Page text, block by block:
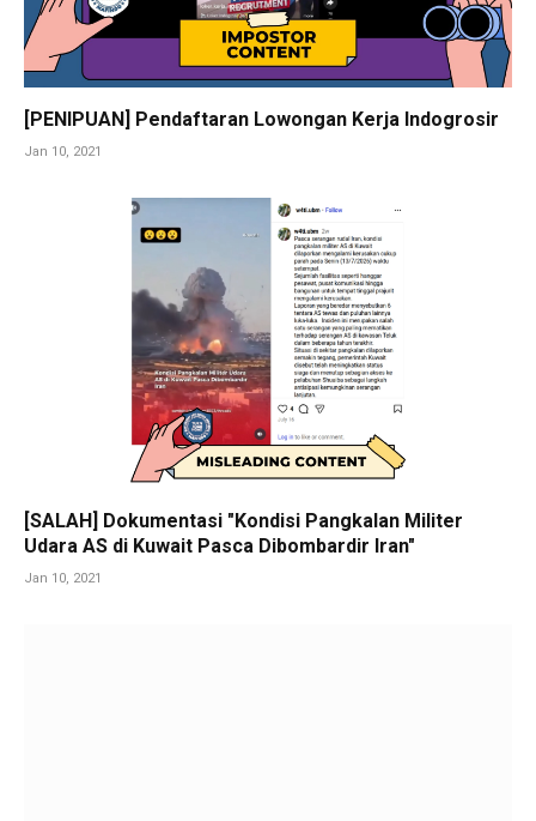
[PENIPUAN] Pendaftaran Lowongan Kerja Indogrosir
Jan 10, 2021
[SALAH] Dokumentasi "Kondisi Pangkalan Militer
Udara AS di Kuwait Pasca Dibombardir Iran"
Jan 10, 2021